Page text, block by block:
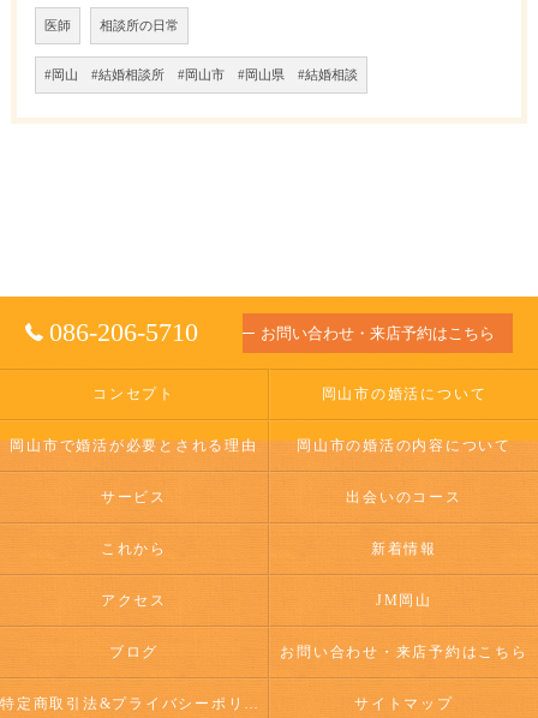
医師 相談所の日常
#岡山 #結婚相談所 #岡山市 #岡山県 #結婚相談
086-206-5710 お問い合わせ・来店予約はこちら
コンセプト 岡山市の婚活について
岡山市で婚活が必要とされる理由 岡山市の婚活の内容について
サービス 出会いのコース
これから 新着情報
アクセス JM岡山
ブログ お問い合わせ・来店予約はこちら
特定商取引法&プライバシーポリシー サイトマップ